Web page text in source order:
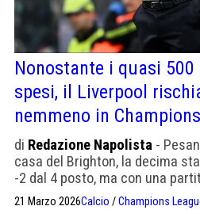
Nonostante i quasi
spesi, il Liverpool
nemmeno in Champions
di Redazione Napolista -
casa del Brighton, la decima
-2 dal 4 posto, ma con una
21 Marzo 2026Calcio /Champions